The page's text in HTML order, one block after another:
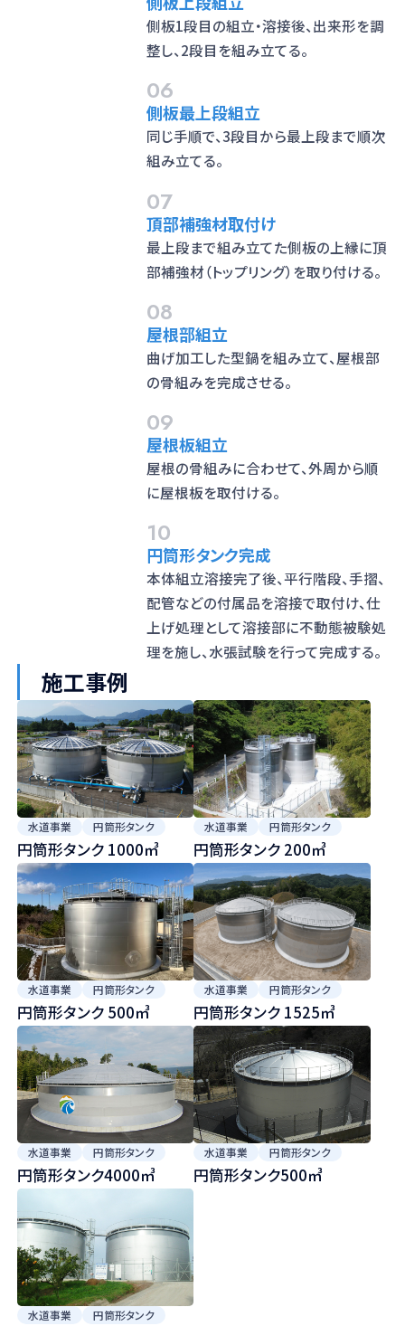
側板1段目の組立・溶接後、出来形を調
整し、2段目を組み立てる。
06
側板最上段組立
同じ手順で、3段目から最上段まで順次
組み立てる。
07
頂部補強材取付け
最上段まで組み立てた側板の上縁に頂
部補強材（トップリング）を取り付ける。
08
屋根部組立
曲げ加工した型鍋を組み立て、屋根部
の骨組みを完成させる。
09
屋根板組立
屋根の骨組みに合わせて、外周から順
に屋根板を取付ける。
10
円筒形タンク完成
本体組立溶接完了後、平行階段、手摺、
配管などの付属品を溶接で取付け、仕
上げ処理として溶接部に不動態被験処
理を施し、水張試験を行って完成する。
施工事例
水道事業 円筒形タンク
円筒形タンク 1000㎥
水道事業 円筒形タンク
円筒形タンク 200㎥
水道事業 円筒形タンク
円筒形タンク 500㎥
水道事業 円筒形タンク
円筒形タンク 1525㎥
水道事業 円筒形タンク
円筒形タンク4000㎥
水道事業 円筒形タンク
円筒形タンク500㎥
水道事業 円筒形タンク